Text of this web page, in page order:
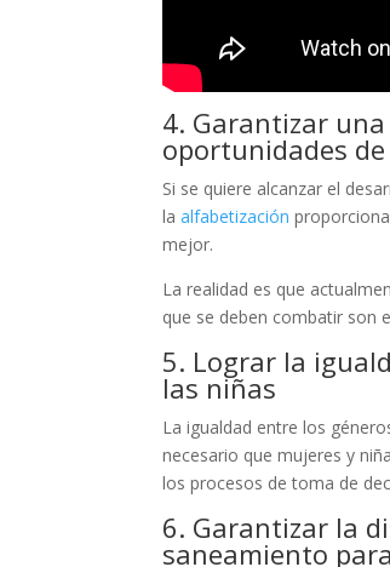
4. Garantizar
oportunidades
Si se quiere alcanzar el
laalfabetización
mejor.
La realidad es que
que se deben combatir son
5. Lograr la
las niñas
La igualdad entre los
necesario que mujeres y
los procesos de toma de
6. Garantizar la
saneamiento